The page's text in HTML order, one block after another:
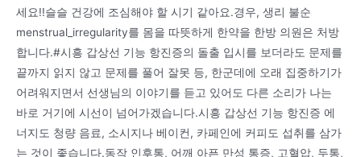
세요!!슬슬 건강에 조심해야 할 시기 같아요.경우, 생리 불순
menstrual_irregularity를 몸을 따뜻하게 한약을 한방 의원은 처방
합니다.#시흥 갑상선 기능 항진증의 돌출 입시를 보더라도 문제를
끝까지 읽지 않고 문제를 풀어 잘못 등, 한군데에 오래 집중하기가
어려워지면서 선생님의 이야기를 듣고 있어도 다른 소리가 나는
바로 거기에 시선이 넘어가겠습니다.시흥 갑상선 기능 항진증 에
너지도 청량 음료, 소시지나 베이컨, 카페인에 커피도 섭취를 삼가
는 것이 좋습니다.동작 인후통, 어깨 아픈 만성 통증, 고혈압, 두통,